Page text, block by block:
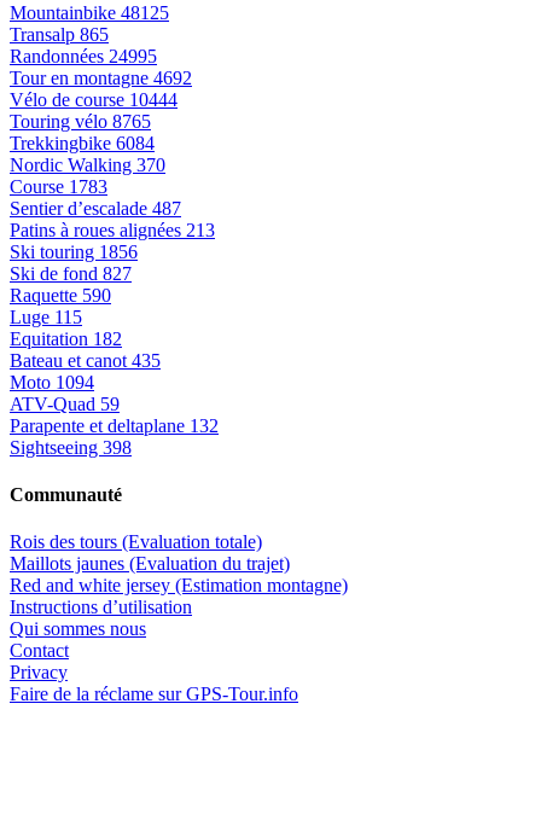
Mountainbike 48125
Transalp 865
Randonnées 24995
Tour en montagne 4692
Vélo de course 10444
Touring vélo 8765
Trekkingbike 6084
Nordic Walking 370
Course 1783
Sentier d’escalade 487
Patins à roues alignées 213
Ski touring 1856
Ski de fond 827
Raquette 590
Luge 115
Equitation 182
Bateau et canot 435
Moto 1094
ATV-Quad 59
Parapente et deltaplane 132
Sightseeing 398
Communauté
Rois des tours (Evaluation totale)
Maillots jaunes (Evaluation du trajet)
Red and white jersey (Estimation montagne)
Instructions d’utilisation
Qui sommes nous
Contact
Privacy
Faire de la réclame sur GPS-Tour.info